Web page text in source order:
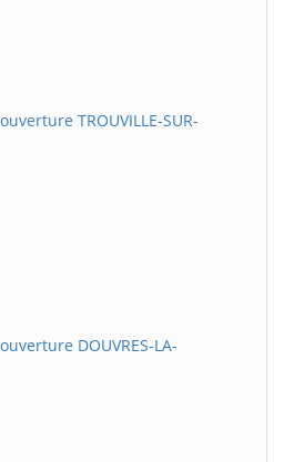
TROUVILLE-SUR-
DOUVRES-LA-